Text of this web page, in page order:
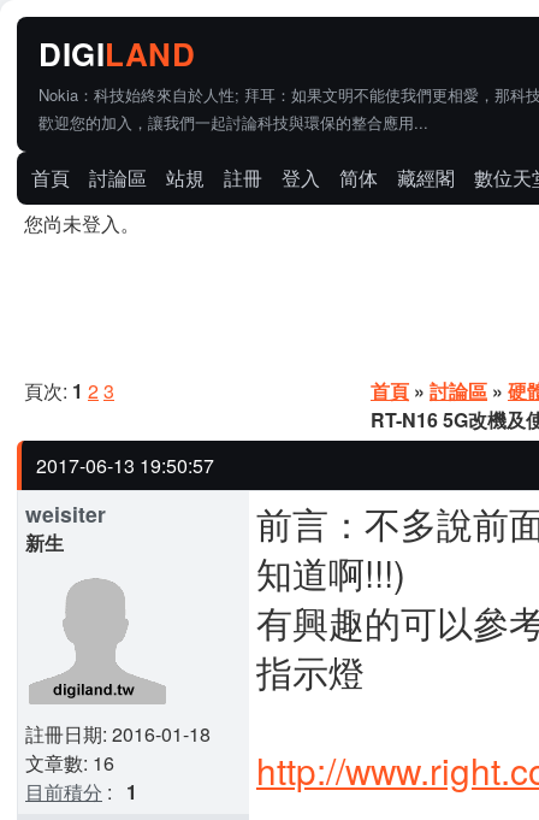
Nokia：科技始終來自於人性; 拜耳：如果文明不能使我們更相愛，那科
歡迎您的加入，讓我們一起討論科技與環保的整合應用...
首頁 討論區 站規 註冊 登入 简体 藏經閣
數位天
您尚未登入。
頁次: 1 23 首頁 » 討論區 » 硬
RT-N16 5G改機及
2017-06-13 19:50:57
weisiter
新生
註冊日期: 2016-01-18
文章數: 16
目前積分 : 1
前言：不多說前
知道啊!!!)
有興趣的可以參
指示燈
http://